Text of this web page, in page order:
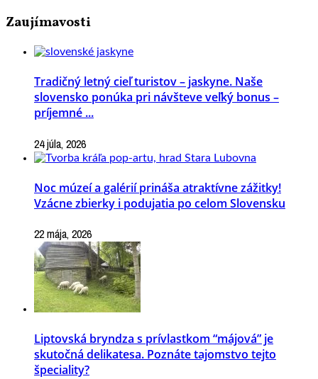
Zaujímavosti
Tradičný letný cieľ turistov – jaskyne. Naše
slovensko ponúka pri návšteve veľký bonus –
príjemné ...
24 júla, 2026
Noc múzeí a galérií prináša atraktívne zážitky!
Vzácne zbierky i podujatia po celom Slovensku
22 mája, 2026
Liptovská bryndza s prívlastkom “májová” je
skutočná delikatesa. Poznáte tajomstvo tejto
špeciality?